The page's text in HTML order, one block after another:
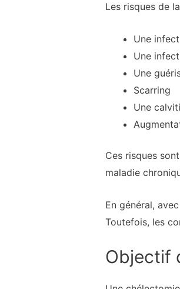
Les risques de
Une
Une
Une
Scarring
Une
Ces risques
maladie
En général,
Toutefois, les
Objectif